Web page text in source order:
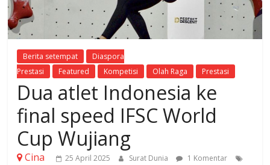
Berita setempat
Diaspora
Prestasi
Featured Kompetisi Olah Raga Prestasi
Dua atlet Indonesia ke
final speed IFSC World
Cup Wujiang
Cina 25 April 2025 Surat Dunia
1 Komentar